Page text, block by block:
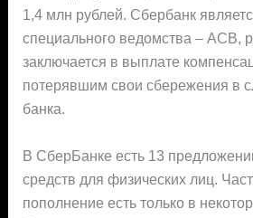
1,4 млн рублей. Сбербанк
специального ведомства – АСВ,
заключается в выплате
потерявшим свои сбережения в
банка.
В СберБанке есть 13
средств для физических лиц.
пополнение есть только в